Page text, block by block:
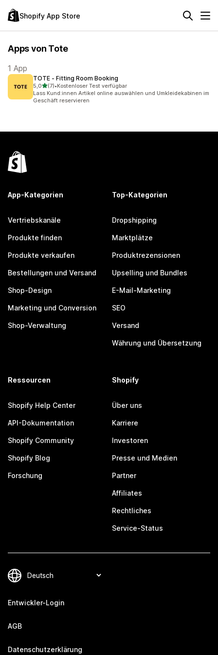
Shopify App Store
Apps von Tote
1 App
TOTE ‑ Fitting Room Booking
5,0von 5 Sternen
(7)
7 Rezensionen insgesamt
•Kostenloser Test verfügbar
Lass Kund:innen Artikel online auswählen und Umkleidekabinen im
Geschäft reservieren
App-Kategorien
Vertriebskanäle
Produkte finden
Produkte verkaufen
Bestellungen und Versand
Shop-Design
Marketing und Conversion
Shop-Verwaltung
Top-Kategorien
Dropshipping
Marktplätze
Produktrezensionen
Upselling und Bundles
E-Mail-Marketing
SEO
Versand
Währung und Übersetzung
Ressourcen
Shopify Help Center
API-Dokumentation
Shopify Community
Shopify Blog
Forschung
Shopify
Über uns
Karriere
Investoren
Presse und Medien
Partner
Affiliates
Rechtliches
Service-Status
Entwickler-Login
AGB
Datenschutzerklärung